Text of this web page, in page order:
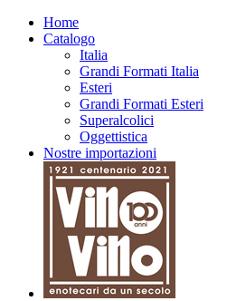
Home
Catalogo
Italia
Grandi Formati Italia
Esteri
Grandi Formati Esteri
Superalcolici
Oggettistica
Nostre importazioni